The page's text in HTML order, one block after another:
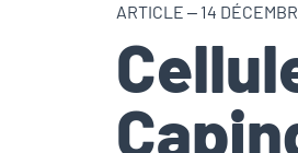
ARTICLE – 14